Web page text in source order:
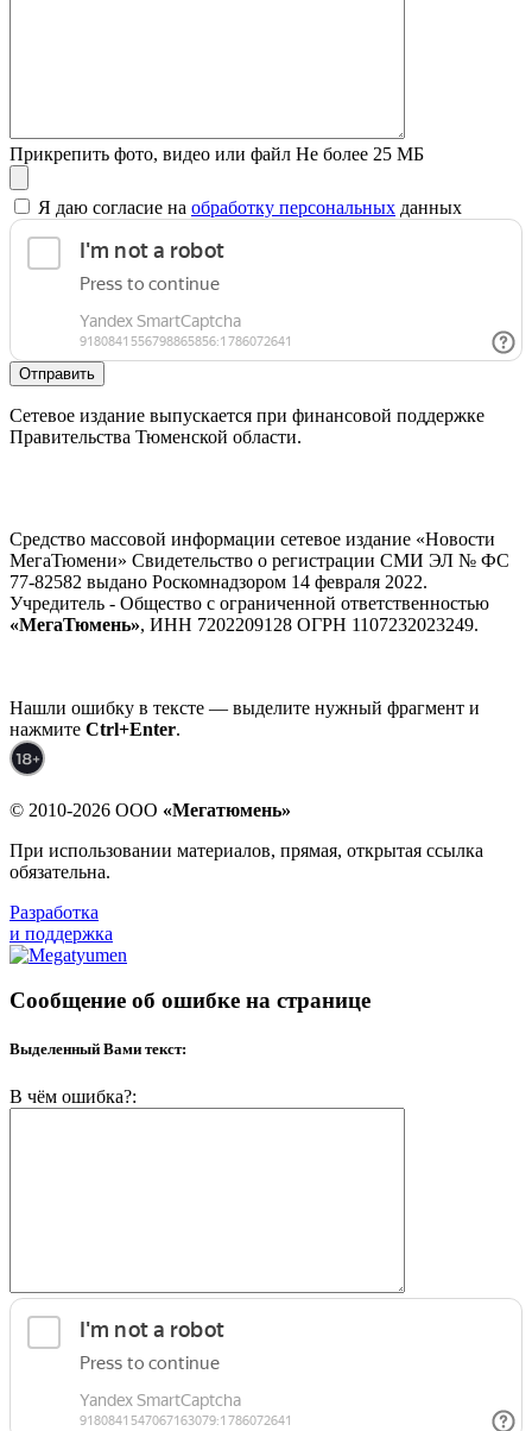
Прикрепить фото, видео или файл Не более 25 МБ
Я даю согласие на обработку персональных данных
Отправить
Сетевое издание выпускается при финансовой поддержке
Правительства Тюменской области.
Средство массовой информации сетевое издание «Новости
МегаТюмени» Свидетельство о регистрации СМИ ЭЛ № ФС
77-82582 выдано Роскомнадзором 14 февраля 2022.
Учредитель - Общество с ограниченной ответственностью
«МегаТюмень», ИНН 7202209128 ОГРН 1107232023249.
Нашли ошибку в тексте — выделите нужный фрагмент и
нажмите Ctrl+Enter.
© 2010-2026 ООО «Мегатюмень»
При использовании материалов, прямая, открытая ссылка
обязательна.
Разработка
и поддержка
Сообщение об ошибке на странице
Выделенный Вами текст:
В чём ошибка?: